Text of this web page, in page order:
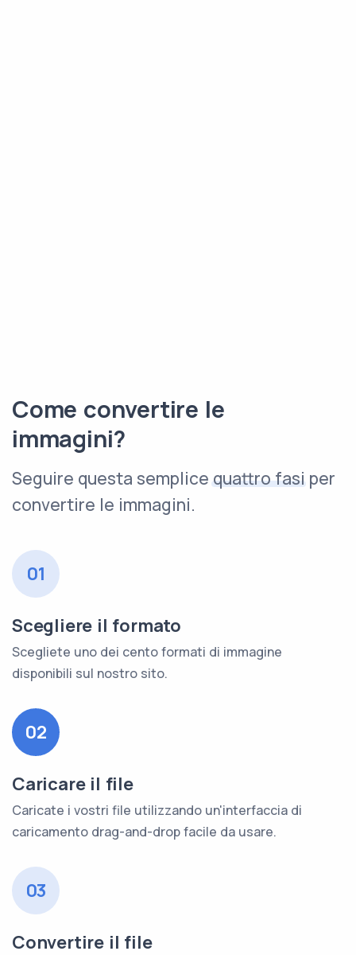
Come convertire le
immagini?
Seguire questa semplicequattro fasi per
convertire le immagini.
01
Scegliere il formato
Scegliete uno dei cento formati di immagine
disponibili sul nostro sito.
02
Caricare il file
Caricate i vostri file utilizzando un'interfaccia di
caricamento drag-and-drop facile da usare.
03
Convertire il file